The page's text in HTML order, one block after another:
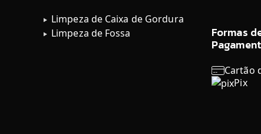
Limpeza de Caixa de Gordura
Limpeza de Fossa
Formas
Cartão
Pix